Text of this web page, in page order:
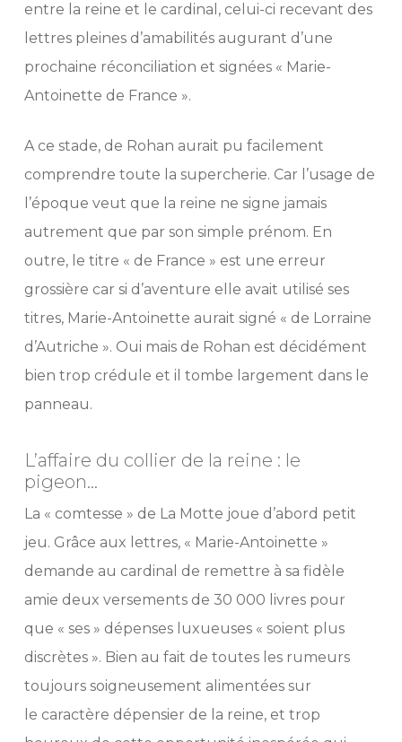
entre la reine et le cardinal, celui-ci recevant des
lettres pleines d’amabilités augurant d’une
prochaine réconciliation et signées « Marie-
Antoinette de France ».
A ce stade, de Rohan aurait pu facilement
comprendre toute la supercherie. Car l’usage de
l’époque veut que la reine ne signe jamais
autrement que par son simple prénom. En
outre, le titre « de France » est une erreur
grossière car si d’aventure elle avait utilisé ses
titres, Marie-Antoinette aurait signé « de Lorraine
d’Autriche ». Oui mais de Rohan est décidément
bien trop crédule et il tombe largement dans le
panneau.
L’affaire du collier de la reine : le
pigeon…
La « comtesse » de La Motte joue d’abord petit
jeu. Grâce aux lettres, « Marie-Antoinette »
demande au cardinal de remettre à sa fidèle
amie deux versements de 30 000 livres pour
que « ses » dépenses luxueuses « soient plus
discrètes ». Bien au fait de toutes les rumeurs
toujours soigneusement alimentées sur
le caractère dépensier de la reine, et trop